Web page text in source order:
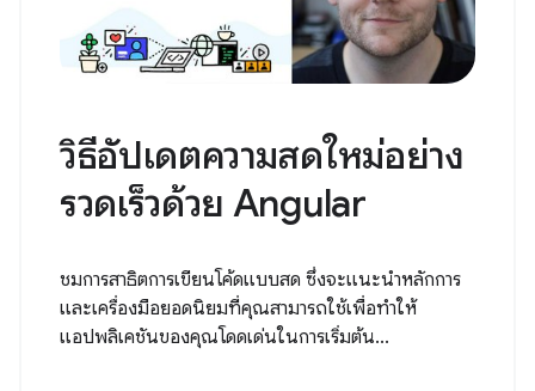
วิธีอัปเดตความสดใหม่อย่าง
รวดเร็วด้วย Angular
ชมการสาธิตการเขียนโค้ดแบบสด ซึ่งจะแนะนำหลักการ
และเครื่องมือยอดนิยมที่คุณสามารถใช้เพื่อทำให้
แอปพลิเคชันของคุณโดดเด่นในการเริ่มต้น...